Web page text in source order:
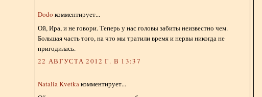
Dodo комментирует...
Ой, Ира, и не говори. Теперь у нас головы забиты неизвестно чем.
Большая часть того, на что мы тратили время и нервы никогда не
пригодилась.
22 АВГУСТА 2012 Г. В 13:37
Natalia Kvetkaкомментирует...